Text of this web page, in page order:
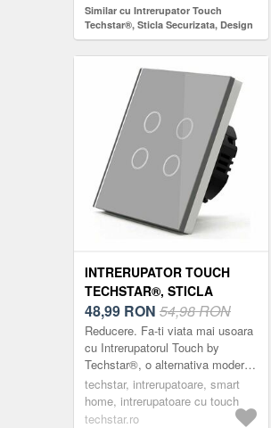
Similar cu Intrerupator Touch
Techstar®, Sticla Securizata, Design
Modern, Iluminare LED, 1 Faza, Alb
INTRERUPATOR TOUCH
TECHSTAR®, STICLA
SECURIZATA, DESIGN
MODERN, ILUMINARE LED,
4 FAZE, GRI
48,99 RON 54,98 RON
Reducere. Fa-ti viata mai usoara
cu Intrerupatorul Touch by
Techstar®, o alternativa moderna
la intrerupatoarele clasice.
Intrerupatoarele marca ®Techstar
su...
techstar, intrerupatoare, smart
home, intrerupatoare cu touch
techstar.ro